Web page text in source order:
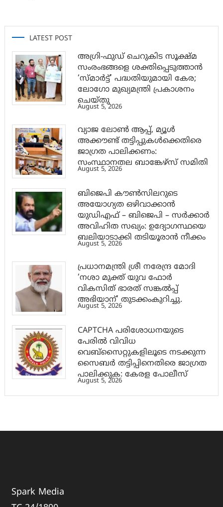
LATEST POST
അഗ്രി-ഫുഡ് ചെറുകിട സൂക്ഷ്മ
സംരംഭങ്ങളെ ശക്തിപ്പെടുത്താന്‍
‘സ്മാര്‍ട്ട്’ പദ്ധതിയുമായി കേര;
ലോഗോ മുഖ്യമന്ത്രി പ്രകാശനം
ചെയ്തു
August 5, 2026
വ്യാജ ലോൺ ആപ്പ്, മ്യൂൾ
അക്കൗണ്ട് തട്ടിപ്പുകൾക്കെതിരെ
ജാ​ഗ്രത പാലിക്കണം:
സംസ്ഥാനതല ബാങ്കേഴ്സ് സമിതി
August 5, 2026
ബിജെപി കൗൺസിലറുടെ
അയോഗ്യത ഒഴിവാക്കാൻ
യുഡിഎഫ് – ബിജെപി – സർക്കാർ
അവിഹിത സഖ്യം: ഉദ്യോഗസ്ഥയെ
ബലിയാടാക്കി തടിയൂരാൻ നീക്കം
August 5, 2026
പ്രധാനമന്ത്രി ശ്രീ നരേന്ദ്ര മോദി
‘നശാ മുക്ത് യുവ ഫോർ
വികസിത് ഭാരത് സങ്കൽപ്പ്
അഭിയാന്’ തുടക്കംകുറിച്ചു.
August 5, 2026
CAPTCHA പരിശോധനയുടെ
പേരില്‍ വിവിധ
വെബ്സൈറ്റുകളിലൂടെ നടക്കുന്ന
സൈബര്‍ തട്ടിപ്പിനെതിരെ ജാഗ്രത
പാലിക്കുക: കേരള പോലീസ്
August 5, 2026
Spark Media